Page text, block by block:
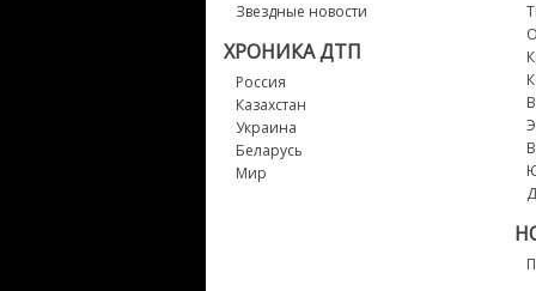
Звездные новости
ХРОНИКА ДТП
Россия
Казахстан
Украина
Беларусь
Мир